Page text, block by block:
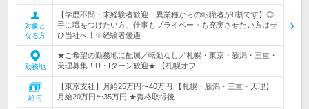
対象と
なる方
【学歴不問・未経験者歓迎！異業種からの転職者が8割です】◎
手に職をつけたい方、仕事もプライベートも充実させたい方はぜ
ひ当社へ！※経験者優遇
勤務地
★ご希望の勤務地に配属／転勤なし／札幌・東京・新潟・三重・
天理募集！U・Iターン歓迎★ 【札幌オフ…
給与
【東京支社】月給25万円〜40万円 【札幌・新潟・三重・天理】
月給20万円〜35万円 ★資格取得後…